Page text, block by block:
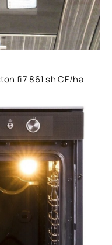
fi7 861 sh CF/ha